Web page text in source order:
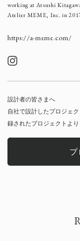
working at Atsushi
Atelier MEME, Inc. in
https://a-meme.com/
設計者の皆さまへ
自社で設計したプロジェ
録されたプロジェクトよ